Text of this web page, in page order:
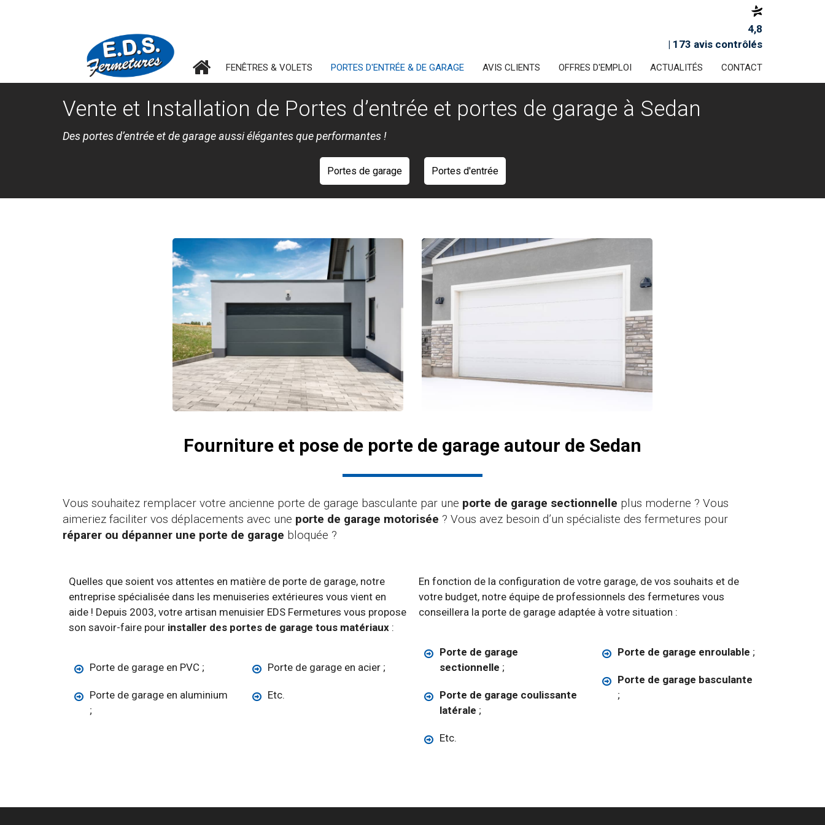
4,8
| 173 avis contrôlés
FENÊTRES & VOLETS PORTES D'ENTRÉE & DE GARAGE AVIS CLIENTS OFFRES D'EMPLOI ACTUALITÉS CONTACT
Vente et Installation de Portes d’entrée et portes de garage à Sedan
Des portes d’entrée et de garage aussi élégantes que performantes !
Portes de garage Portes d'entrée
Fourniture et pose de porte de garage autour de Sedan
Vous souhaitez remplacer votre ancienne porte de garage basculante par une porte de garage sectionnelle plus moderne ? Vous
aimeriez faciliter vos déplacements avec une porte de garage motorisée ? Vous avez besoin d’un spécialiste des fermetures pour
réparer ou dépanner une porte de garage bloquée ?
Quelles que soient vos attentes en matière de porte de garage, notre
entreprise spécialisée dans les menuiseries extérieures vous vient en
aide ! Depuis 2003, votre artisan menuisier EDS Fermetures vous propose
son savoir-faire pour installer des portes de garage tous matériaux :
Porte de garage en PVC ;
Porte de garage en aluminium
;
Porte de garage en acier ;
Etc.
En fonction de la configuration de votre garage, de vos souhaits et de
votre budget, notre équipe de professionnels des fermetures vous
conseillera la porte de garage adaptée à votre situation :
Porte de garage
sectionnelle ;
Porte de garage coulissante
latérale ;
Etc.
Porte de garage enroulable ;
Porte de garage basculante
;